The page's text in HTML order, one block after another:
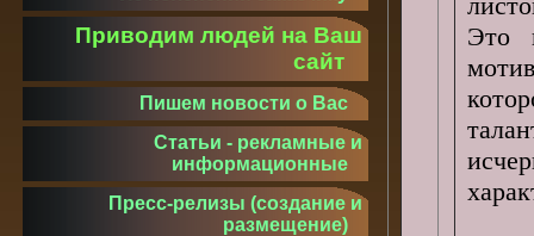
Это
Приводим людей на Ваш
сайт
Пишем новости о Вас
Статьи - рекламные и
информационные
Пресс-релизы (создание и
размещение)